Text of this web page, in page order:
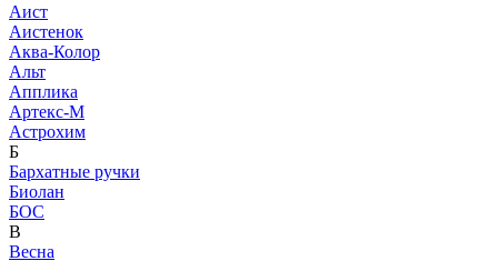
Аист
Аистенок
Аква-Колор
Альт
Апплика
Артекс-М
Астрохим
Б
Бархатные ручки
Биолан
БОС
В
Весна